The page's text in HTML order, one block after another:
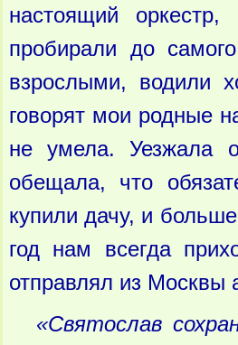
настоящий
пробирали до
взрослыми, водили
говорят мои родные
не умела. Уезжала
обещала, что
купили дачу, и
год нам всегда
отправлял из
«Святослав